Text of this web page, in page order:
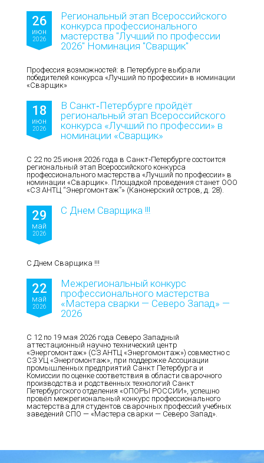
26
июн
2026
Региональный этап Всероссийского
конкурса профессионального
мастерства "Лучший по профессии
2026" Номинация "Сварщик"
Профессия возможностей: в Петербурге выбрали
победителей конкурса «Лучший по профессии» в номинации
«Сварщик»
18
июн
2026
В Санкт‑Петербурге пройдёт
региональный этап Всероссийского
конкурса «Лучший по профессии» в
номинации «Сварщик»
С 22 по 25 июня 2026 года в Санкт‑Петербурге состоится
региональный этап Всероссийского конкурса
профессионального мастерства «Лучший по профессии» в
номинации «Сварщик». Площадкой проведения станет ООО
«СЗ АНТЦ “Энергомонтаж”» (Канонерский остров, д. 28).
29
май
2026
С Днем Сварщика !!!
С Днем Сварщика !!!
22
май
2026
Межрегиональный конкурс
профессионального мастерства
«Мастера сварки — Северо Запад» —
2026
С 12 по 19 мая 2026 года Северо Западный
аттестационный научно технический центр
«Энергомонтаж» (СЗ АНТЦ «Энергомонтаж») совместно с
СЗ УЦ «Энергомонтаж», при поддержке Ассоциации
промышленных предприятий Санкт Петербурга и
Комиссии по оценке соответствия в области сварочного
производства и родственных технологий Санкт
Петербургского отделения «ОПОРЫ РОССИИ», успешно
провёл межрегиональный конкурс профессионального
мастерства для студентов сварочных профессий учебных
заведений СПО — «Мастера сварки — Северо Запад».